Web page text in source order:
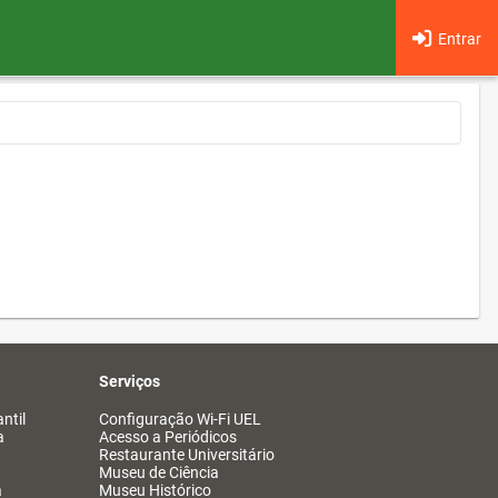
Entrar
Serviços
Configuração Wi-Fi UEL
Acesso a Periódicos
Restaurante Universitário
Museu de Ciência
Museu Histórico